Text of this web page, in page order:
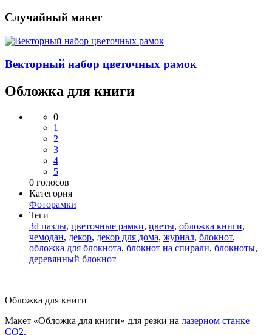
Случайный макет
Векторный набор цветочных рамок
Обложка для книги
0
1
2
3
4
5
0 голосов
Категория
Фоторамки
Теги
3d пазлы, цветочные рамки, цветы, обложка книги,
чемодан, декор, декор для дома, журнал, блокнот,
обложка для блокнота, блокнот на спирали, блокноты,
деревянный блокнот
Обложка для книги
Макет «Обложка для книги» для резки на лазерном станке
СО2.